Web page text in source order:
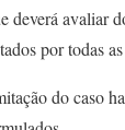
deverá avaliar
por todas
do caso